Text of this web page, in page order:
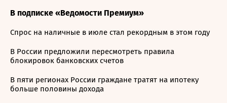
В подписке «Ведомости Премиум»
Спрос на наличные в июле стал рекордным в этом году
В России предложили пересмотреть правила
блокировок банковских счетов
В пяти регионах России граждане тратят на ипотеку
больше половины дохода